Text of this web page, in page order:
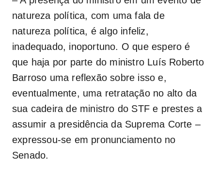
natureza política, com uma fala de
natureza política, é algo infeliz,
inadequado, inoportuno. O que espero é
que haja por parte do ministro Luís Roberto
Barroso uma reflexão sobre isso e,
eventualmente, uma retratação no alto da
sua cadeira de ministro do STF e prestes a
assumir a presidência da Suprema Corte –
expressou-se em pronunciamento no
Senado.